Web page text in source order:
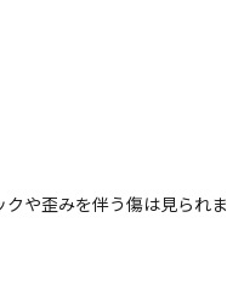
や歪みを伴う傷は見られま